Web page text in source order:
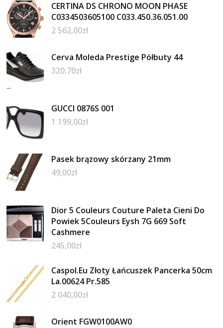
CERTINA DS CHRONO MOON PHASE
C0334503605100 C033.450.36.051.00
2 562,00zł
Cerva Moleda Prestige Półbuty 44
320,70zł
GUCCI 0876S 001
1 199,00zł
Pasek brązowy skórzany 21mm
49,00zł
Dior 5 Couleurs Couture Paleta Cieni Do
Powiek 5Couleurs Eysh 7G 669 Soft
Cashmere
245,00zł
Caspol.Eu Złoty Łańcuszek Pancerka 50cm
La.00624 Pr.585
2 040,00zł
Orient FGW0100AW0